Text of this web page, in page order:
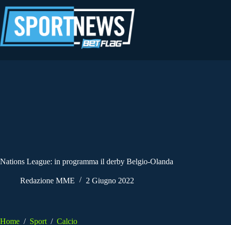
al
contenuto
Nations League: in programma il derby Belgio-Olanda
Redazione MME 2 Giugno 2022
Home / Sport / Calcio